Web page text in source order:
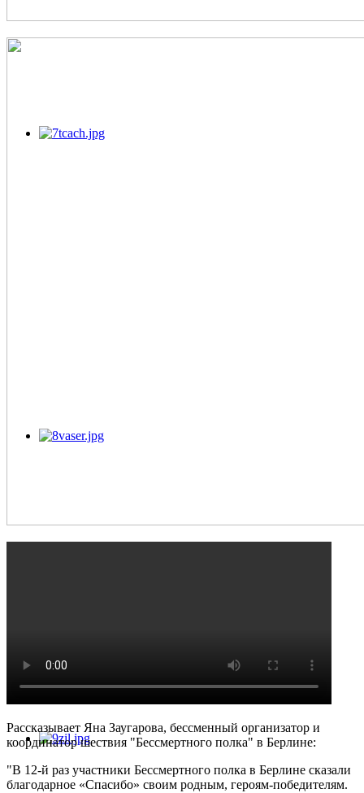
Рассказывает Яна Заугарова, бессменный организатор и
координатор шествия "Бессмертного полка" в Берлине:
"В 12-й раз участники Бессмертного полка в Берлине сказали
благодарное «Спасибо» своим родным, героям-победителям.